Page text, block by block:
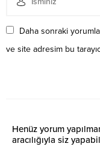
Daha sonraki
ve site adresim bu
Henüz yorum
aracılığıyla siz